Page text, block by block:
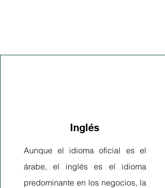
Inglés
Aunque el idioma oficial es el
árabe, el inglés es el idioma
predominante en los negocios, la